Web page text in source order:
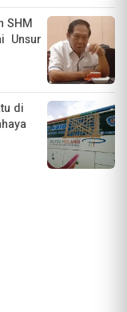
SHM
Unsur
di